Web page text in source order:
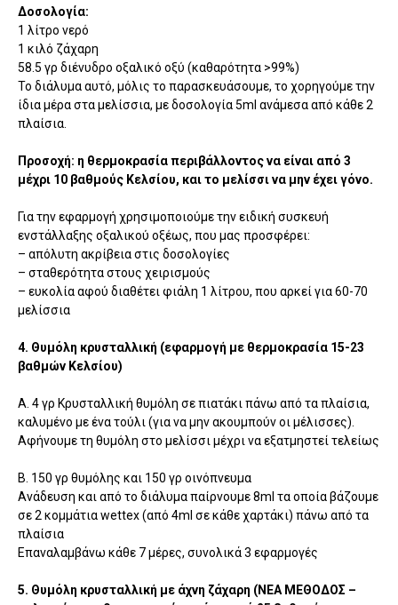
Δοσολογία:
1 λίτρο νερό
1 κιλό ζάχαρη
58.5 γρ διένυδρο οξαλικό οξύ (καθαρότητα >99%)
Το διάλυμα αυτό, μόλις το παρασκευάσουμε, το χορηγούμε την
ίδια μέρα στα μελίσσια, με δοσολογία 5ml ανάμεσα από κάθε 2
πλαίσια.
Προσοχή: η θερμοκρασία περιβάλλοντος να είναι από 3
μέχρι 10 βαθμούς Κελσίου, και το μελίσσι να μην έχει γόνο.
Για την εφαρμογή χρησιμοποιούμε την ειδική συσκευή
ενστάλλαξης οξαλικού οξέως, που μας προσφέρει:
– απόλυτη ακρίβεια στις δοσολογίες
– σταθερότητα στους χειρισμούς
– ευκολία αφού διαθέτει φιάλη 1 λίτρου, που αρκεί για 60-70
μελίσσια
4. Θυμόλη κρυσταλλική (εφαρμογή με θερμοκρασία 15-23
βαθμών Κελσίου)
Α. 4 γρ Κρυσταλλική θυμόλη σε πιατάκι πάνω από τα πλαίσια,
καλυμένο με ένα τούλι (για να μην ακουμπούν οι μέλισσες).
Αφήνουμε τη θυμόλη στο μελίσσι μέχρι να εξατμηστεί τελείως
Β. 150 γρ θυμόλης και 150 γρ οινόπνευμα
Ανάδευση και από το διάλυμα παίρνουμε 8ml τα οποία βάζουμε
σε 2 κομμάτια wettex (από 4ml σε κάθε χαρτάκι) πάνω από τα
πλαίσια
Επαναλαμβάνω κάθε 7 μέρες, συνολικά 3 εφαρμογές
5. Θυμόλη κρυσταλλική με άχνη ζάχαρη (ΝΕΑ ΜΕΘΟΔΟΣ –